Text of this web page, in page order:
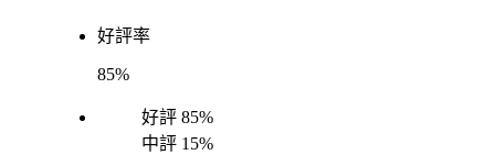
好評率
85%
好評 85%
中評 15%